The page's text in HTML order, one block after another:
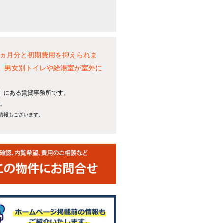
月分と初期費用を抑えられま
男女別トイレや給湯室が室外に
ある賃貸事務所です。
もございます。